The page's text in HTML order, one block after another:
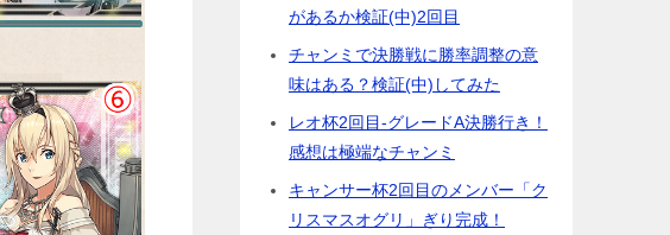
があるか検証(中)2回目
チャンミで決勝戦に勝率調整の意
味はある？検証(中)してみた
レオ杯2回目-グレードA決勝行き！
感想は極端なチャンミ
キャンサー杯2回目のメンバー「ク
リスマスオグリ」ぎり完成！